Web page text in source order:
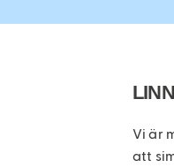
Vi är
att